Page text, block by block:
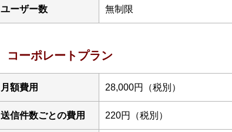
ユーザー数 無制限
コーポレートプラン
月額費用 28,000円（税別）
送信件数ごとの費用 220円（税別）